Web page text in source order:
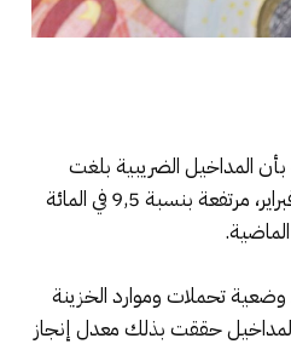
بأن المداخيل الضريبية بلغت
43,87 مليار درهم عند متم فبراير، مرتفعة بنسبة 9,5 في المائة
وضعية تحملات وموارد الخزينة
بأن هذه المداخيل حققت بذلك معدل إنجاز